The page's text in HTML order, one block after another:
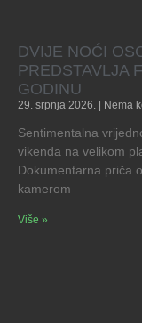
DVIJE NOĆI
PREDSTAVLJA
GODINU
29. srpnja 2026. Nema
Sentimentalna
vikenda na velikom
Dokumentarna priča
kamerom
Više »